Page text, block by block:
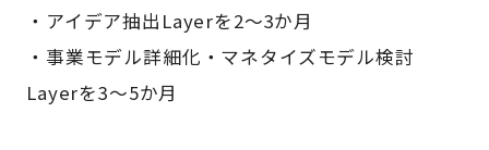
・アイデア抽出Layerを2～3か月
・事業モデル詳細化・マネタイズモデル検討
Layerを3～5か月